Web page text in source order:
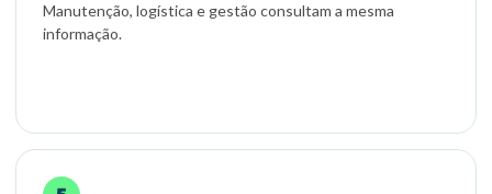
Manutenção, logística e gestão consultam a mesma
informação.